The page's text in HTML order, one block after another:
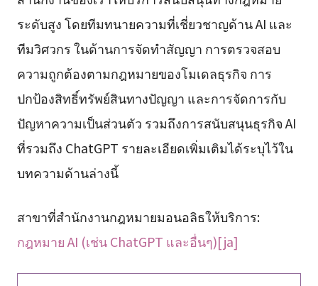
ระดับสูง โดยทีมทนายความที่เชี่ยวชาญด้าน AI และ
ทีมวิศวกร ในด้านการจัดทำสัญญา การตรวจสอบ
ความถูกต้องตามกฎหมายของโมเดลธุรกิจ การ
ปกป้องสิทธิ์ทรัพย์สินทางปัญญา และการจัดการกับ
ปัญหาความเป็นส่วนตัว รวมถึงการสนับสนุนธุรกิจ AI
ที่รวมถึง ChatGPT รายละเอียดเพิ่มเติมได้ระบุไว้ใน
บทความด้านล่างนี้
สาขาที่สำนักงานกฎหมายมอนอลิธให้บริการ:
กฎหมาย AI (เช่น ChatGPT และอื่นๆ)[ja]